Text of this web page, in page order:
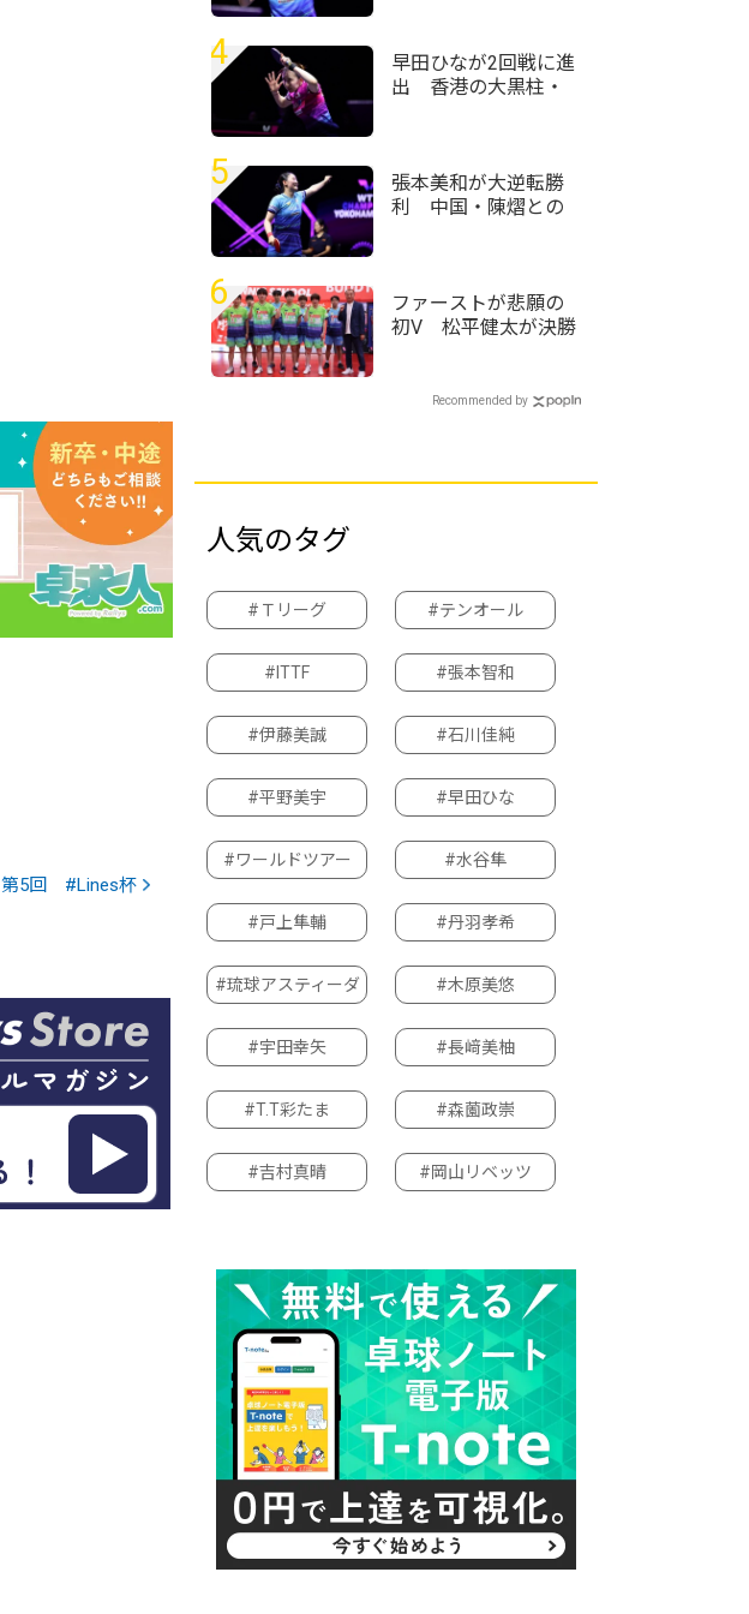
第5回 #Lines杯
横浜2026＞
4
早田ひなが2回戦に進
出 香港の大黒柱・
5
張本美和が大逆転勝
利 中国・陳熠との
6
ファーストが悲願の
初V 松平健太が決勝
回全日本実業団卓球
Recommended by
人気のタグ
#Ｔリーグ #テンオール
#ITTF #張本智和
#伊藤美誠 #石川佳純
#平野美宇 #早田ひな
#ワールドツアー #水谷隼
#戸上隼輔 #丹羽孝希
#琉球アスティーダ #木原美悠
#宇田幸矢 #長﨑美柚
#T.T彩たま #森薗政崇
#吉村真晴 #岡山リベッツ